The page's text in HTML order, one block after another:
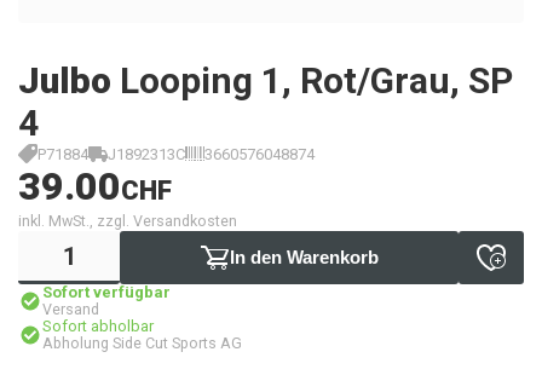
Julbo Looping 1, Rot/Grau, SP
4
P71884 J1892313C 3660576048874
39.00CHF
inkl. MwSt., zzgl. Versandkosten
In den Warenkorb
Sofort verfügbar
Versand
Sofort abholbar
Abholung Side Cut Sports AG